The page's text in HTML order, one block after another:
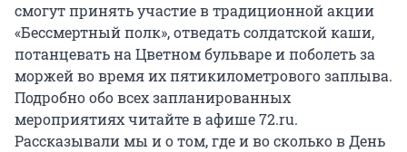
смогут принять участие в традиционной акции
«Бессмертный полк», отведать солдатской каши,
потанцевать на Цветном бульваре и поболеть за
моржей во время их пятикилометрового заплыва.
Подробно обо всех запланированных
мероприятиях читайте в афише 72.ru.
Рассказывали мы и о том, где и во сколько в День